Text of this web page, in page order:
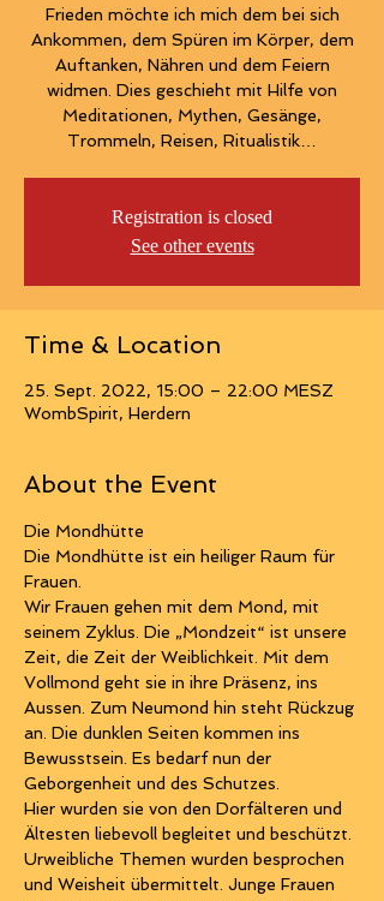
Frieden möchte ich mich dem bei sich
Ankommen, dem Spüren im Körper, dem
Auftanken, Nähren und dem Feiern
widmen. Dies geschieht mit Hilfe von
Meditationen, Mythen, Gesänge,
Trommeln, Reisen, Ritualistik…
Registration is closed
See other events
Time & Location
25. Sept. 2022, 15:00 – 22:00 MESZ
WombSpirit, Herdern
About the Event
Die Mondhütte
Die Mondhütte ist ein heiliger Raum für
Frauen.
Wir Frauen gehen mit dem Mond, mit
seinem Zyklus. Die „Mondzeit“ ist unsere
Zeit, die Zeit der Weiblichkeit. Mit dem
Vollmond geht sie in ihre Präsenz, ins
Aussen. Zum Neumond hin steht Rückzug
an. Die dunklen Seiten kommen ins
Bewusstsein. Es bedarf nun der
Geborgenheit und des Schutzes.
Hier wurden sie von den Dorfälteren und
Ältesten liebevoll begleitet und beschützt.
Urweibliche Themen wurden besprochen
und Weisheit übermittelt. Junge Frauen